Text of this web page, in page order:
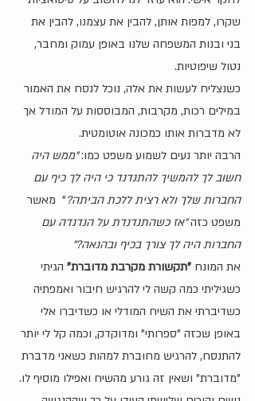
שקרו, למפות אותן, להבין את עצמנו, להבין את
בני ובנות המשפחה שלנו באופן עמוק ומחבר,
נטול שיפוטיות.
כשנצליח לעשות את אלה, נוכל לנסח את האמור
במילים רכות, מקרבות, המבוססות על המודל אך
לא מדברות אותו כמכונה אוטומטית.
הרבה יותר נעים לשמוע משפט כמו: "ממש היה
חשוב לך להמשיך להתנדנד כי היה לך כיף עם
החברות שלך ולא רצית ללכת הביתה?"  מאשר
משפט כזה "אז כשהתנדנדת על הנדנדה עם
החברות היה לך צורך בכיף ובהנאה?"
את המונח "תקשורת מקרבת מדוברת" הגיתי
כשגיליתי כמה קשה לי להרגיש חיבור ואמפתיה
כשדיברתי את השיח המודלי או כשדיברו אלי
באופן שכזה "ספרותי" ומדוקדק, וכמה קל לי יותר
להתנסח, להרגיש מחוברת למהות כשאני מדברת
"מדוברת" ושאין זה גורע מהשיח ואפילו מוסיף לו.